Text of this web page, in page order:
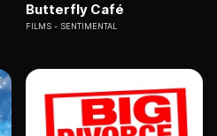
Butterfly Café
FILMS SENTIMENTAL